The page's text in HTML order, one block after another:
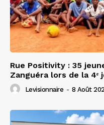
Rue Positivity : 35
Zanguéra lors de la 4ᵉ
Levisionnaire - 8 Août